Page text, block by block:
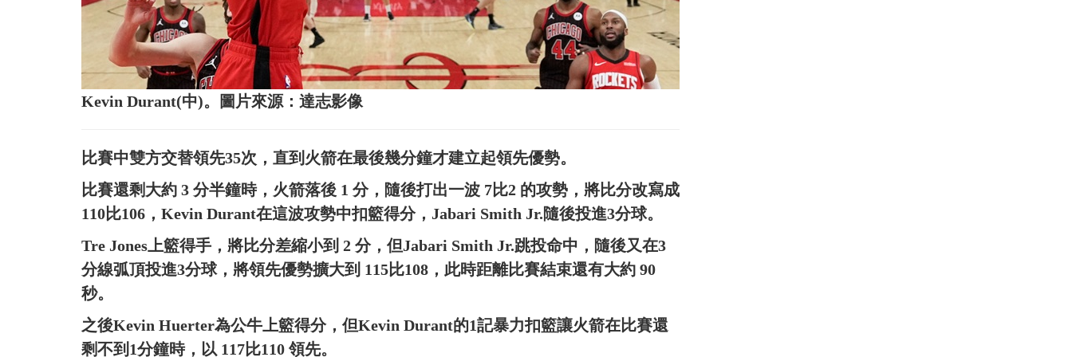
Kevin Durant(中)。圖片來源：達志影像
比賽中雙方交替領先35次，直到火箭在最後幾分鐘才建立起領先優勢。
比賽還剩大約 3 分半鐘時，火箭落後 1 分，隨後打出一波 7比2 的攻勢，將比分改寫成
110比106，Kevin Durant在這波攻勢中扣籃得分，Jabari Smith Jr.隨後投進3分球。
Tre Jones上籃得手，將比分差縮小到 2 分，但Jabari Smith Jr.跳投命中，隨後又在3
分線弧頂投進3分球，將領先優勢擴大到 115比108，此時距離比賽結束還有大約 90
秒。
之後Kevin Huerter為公牛上籃得分，但Kevin Durant的1記暴力扣籃讓火箭在比賽還
剩不到1分鐘時，以 117比110 領先。